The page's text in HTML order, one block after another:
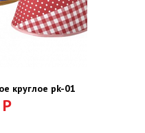
круглое pk-01
Р